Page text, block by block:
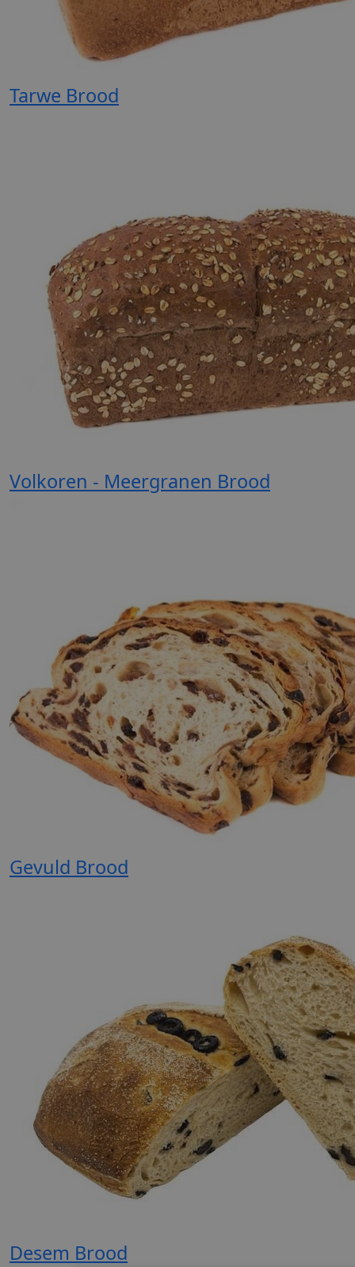
Tarwe Brood
Volkoren - Meergranen Brood
Gevuld Brood
Desem Brood